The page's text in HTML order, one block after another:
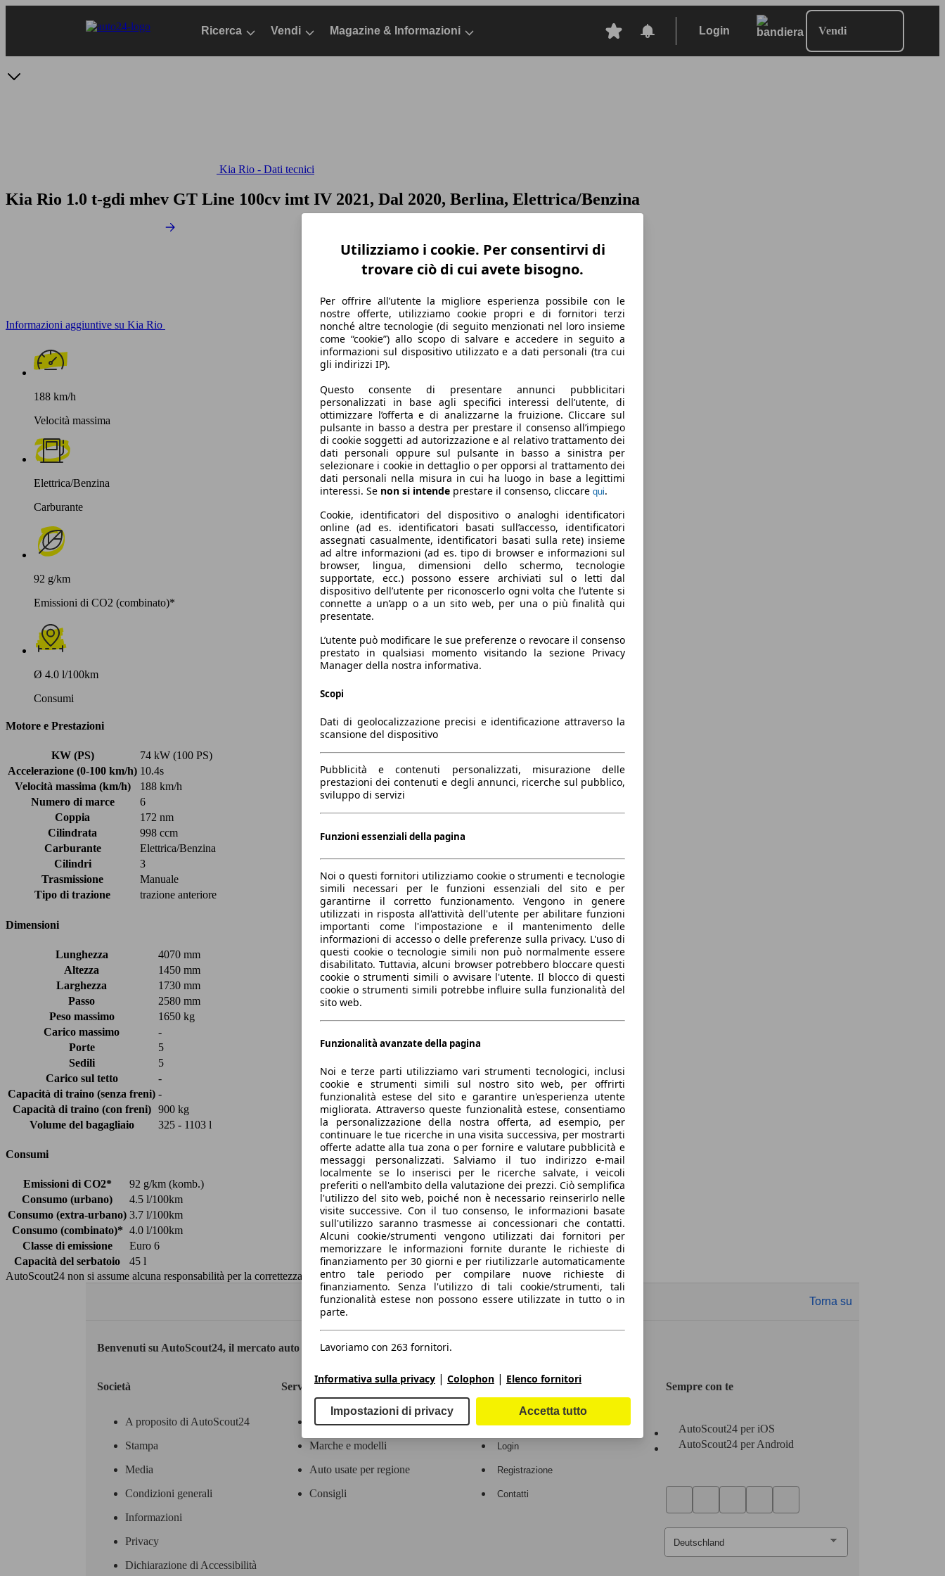
Ricerca Vendi Magazine & Informazioni Login Vendi
Kia Rio - Dati tecnici
Kia Rio 1.0 t-gdi mhev GT Line 100cv imt IV 2021, Dal 2020, Berlina, Elettrica/Benzina
Informazioni aggiuntive su Kia Rio
188 km/h
Velocità massima
Elettrica/Benzina
Carburante
92 g/km
Emissioni di CO2 (combinato)*
Ø 4.0 l/100km
Consumi
Motore e Prestazioni
KW (PS)
74 kW (100 PS)
Accelerazione (0-100 km/h) 10.4s
Velocità massima (km/h)
188 km/h
Numero di marce
6
Coppia
172 nm
Cilindrata
998 ccm
Carburante
Elettrica/Benzina
Cilindri
3
Trasmissione
Manuale
Tipo di trazione
trazione anteriore
Dimensioni
Lunghezza
4070 mm
Altezza
1450 mm
Larghezza
1730 mm
Passo
2580 mm
Peso massimo
1650 kg
Carico massimo
-
Porte
5
Sedili
5
Carico sul tetto
-
Capacità di traino (senza freni) -
Capacità di traino (con freni)
900 kg
Volume del bagagliaio
325 - 1103 l
Consumi
Emissioni di CO2*
92 g/km (komb.)
Consumo (urbano)
4.5 l/100km
Consumo (extra-urbano) 3.7 l/100km
Consumo (combinato)* 4.0 l/100km
Classe di emissione
Euro 6
Capacità del serbatoio
45 l
AutoScout24 non si assume alcuna responsabilità per la correttezza dei dati.
Torna su
Benvenuti su AutoScout24, il mercato auto europeo.
Società
A proposito di AutoScout24
Stampa
Media
Condizioni generali
Informazioni
Privacy
Dichiarazione di Accessibilità
Servizi
Contatti
Marche e modelli
Auto usate per regione
Consigli
Area rivenditori
Login
Registrazione
Contatti
Sempre con te
AutoScout24 per iOS
AutoScout24 per Android
Utilizziamo i cookie. Per consentirvi di
trovare ciò di cui avete bisogno.
Per offrire all’utente la migliore esperienza possibile con le
nostre offerte, utilizziamo cookie propri e di fornitori terzi
nonché altre tecnologie (di seguito menzionati nel loro insieme
come “cookie”) allo scopo di salvare e accedere in seguito a
informazioni sul dispositivo utilizzato e a dati personali (tra cui
gli indirizzi IP).
Questo consente di presentare annunci pubblicitari
personalizzati in base agli specifici interessi dell’utente, di
ottimizzare l’offerta e di analizzarne la fruizione. Cliccare sul
pulsante in basso a destra per prestare il consenso all’impiego
di cookie soggetti ad autorizzazione e al relativo trattamento dei
dati personali oppure sul pulsante in basso a sinistra per
selezionare i cookie in dettaglio o per opporsi al trattamento dei
dati personali nella misura in cui ha luogo in base a legittimi
interessi. Se non si intende prestare il consenso, cliccare qui.
Cookie, identificatori del dispositivo o analoghi identificatori
online (ad es. identificatori basati sull’accesso, identificatori
assegnati casualmente, identificatori basati sulla rete) insieme
ad altre informazioni (ad es. tipo di browser e informazioni sul
browser, lingua, dimensioni dello schermo, tecnologie
supportate, ecc.) possono essere archiviati sul o letti dal
dispositivo dell’utente per riconoscerlo ogni volta che l’utente si
connette a un’app o a un sito web, per una o più finalità qui
presentate.
L’utente può modificare le sue preferenze o revocare il consenso
prestato in qualsiasi momento visitando la sezione Privacy
Manager della nostra informativa.
Scopi
Dati di geolocalizzazione precisi e identificazione attraverso la
scansione del dispositivo
Pubblicità e contenuti personalizzati, misurazione delle
prestazioni dei contenuti e degli annunci, ricerche sul pubblico,
sviluppo di servizi
Funzioni essenziali della pagina
Noi o questi fornitori utilizziamo cookie o strumenti e tecnologie
simili necessari per le funzioni essenziali del sito e per
garantirne il corretto funzionamento. Vengono in genere
utilizzati in risposta all'attività dell'utente per abilitare funzioni
importanti come l'impostazione e il mantenimento delle
informazioni di accesso o delle preferenze sulla privacy. L'uso di
questi cookie o tecnologie simili non può normalmente essere
disabilitato. Tuttavia, alcuni browser potrebbero bloccare questi
cookie o strumenti simili o avvisare l'utente. Il blocco di questi
cookie o strumenti simili potrebbe influire sulla funzionalità del
sito web.
Funzionalità avanzate della pagina
Noi e terze parti utilizziamo vari strumenti tecnologici, inclusi
cookie e strumenti simili sul nostro sito web, per offrirti
funzionalità estese del sito e garantire un'esperienza utente
migliorata. Attraverso queste funzionalità estese, consentiamo
la personalizzazione della nostra offerta, ad esempio, per
continuare le tue ricerche in una visita successiva, per mostrarti
offerte adatte alla tua zona o per fornire e valutare pubblicità e
messaggi personalizzati. Salviamo il tuo indirizzo e-mail
localmente se lo inserisci per le ricerche salvate, i veicoli
preferiti o nell'ambito della valutazione dei prezzi. Ciò semplifica
l'utilizzo del sito web, poiché non è necessario reinserirlo nelle
visite successive. Con il tuo consenso, le informazioni basate
sull'utilizzo saranno trasmesse ai concessionari che contatti.
Alcuni cookie/strumenti vengono utilizzati dai fornitori per
memorizzare le informazioni fornite durante le richieste di
finanziamento per 30 giorni e per riutilizzarle automaticamente
entro tale periodo per compilare nuove richieste di
finanziamento. Senza l'utilizzo di tali cookie/strumenti, tali
funzionalità estese non possono essere utilizzate in tutto o in
parte.
Lavoriamo con 263 fornitori.
Informativa sulla privacy | Colophon | Elenco fornitori
Impostazioni di privacy Accetta tutto